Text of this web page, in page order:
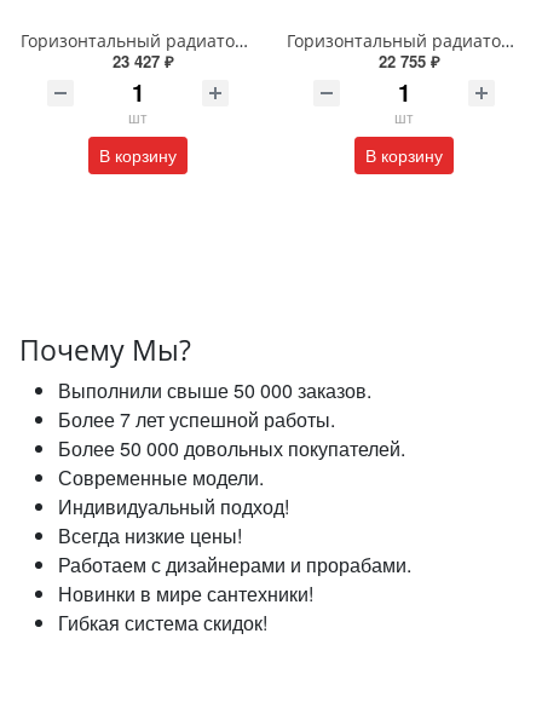
Горизонтальный радиатор с боковым подключением напольный Arbiola Gorizont Liner HZ 91554 150 х 28 см черный
23 427 ₽
шт
В корзину
Горизонтальный радиатор с боковым подключением напольный Arbiola Gorizont Liner HZ 91545 125 х 28 см черный
22 755 ₽
шт
В корзину
Почему Мы?
Выполнили свыше 50 000 заказов.
Более 7 лет успешной работы.
Более 50 000 довольных покупателей.
Современные модели.
Индивидуальный подход!
Всегда низкие цены!
Работаем с дизайнерами и прорабами.
Новинки в мире сантехники!
Гибкая система скидок!